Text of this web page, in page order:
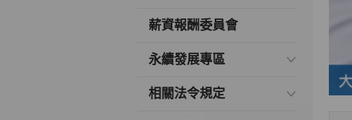
薪資報酬委員會
永續發展專區
相關法令規定